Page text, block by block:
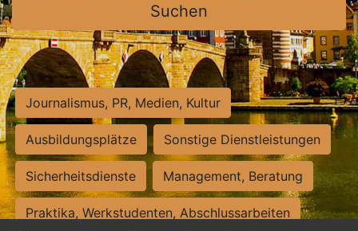
Suchen
Journalismus, PR, Medien, Kultur
Ausbildungsplätze Sonstige Dienstleistungen
Sicherheitsdienste Management, Beratung
Praktika, Werkstudenten, Abschlussarbeiten